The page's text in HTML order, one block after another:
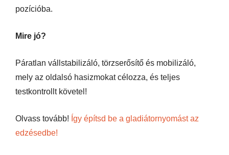
pozícióba.
Mire jó?
Páratlan vállstabilizáló, törzserősítő és mobilizáló,
mely az oldalsó hasizmokat célozza, és teljes
testkontrollt követel!
Olvass tovább! Így építsd be a gladiátornyomást az
edzésedbe!